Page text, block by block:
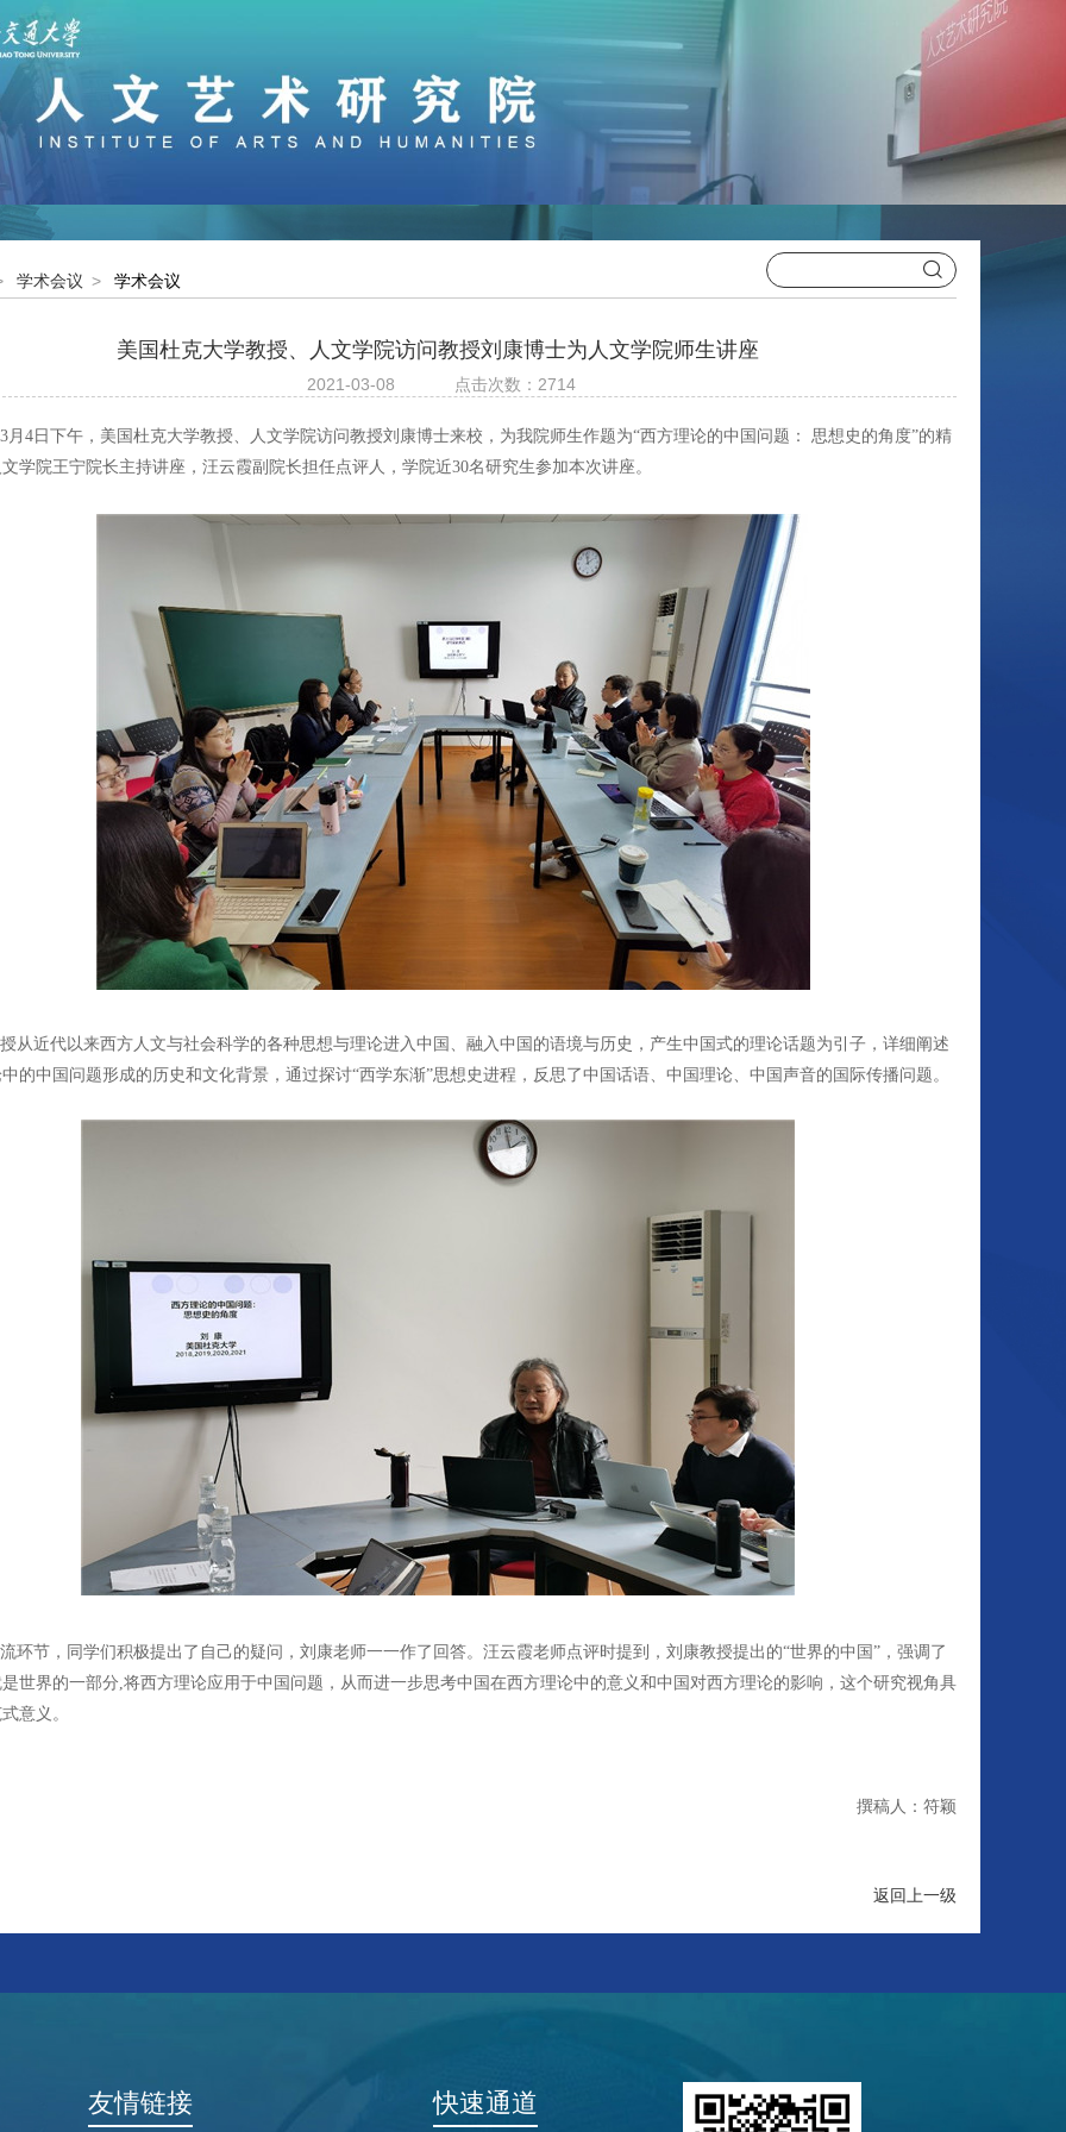
学术会议 > 学术会议
美国杜克大学教授、人文学院访问教授刘康博士为人文学院师生讲座
2021-03-08 点击次数：2714
月4日下午，美国杜克大学教授、人文学院访问教授刘康博士来校，为我院师生作题为“西方理论的中国问题： 思想史的角度”的精
学院王宁院长主持讲座，汪云霞副院长担任点评人，学院近30名研究生参加本次讲座。
从近代以来西方人文与社会科学的各种思想与理论进入中国、融入中国的语境与历史，产生中国式的理论话题为引子，详细阐述
的中国问题形成的历史和文化背景，通过探讨“西学东渐”思想史进程，反思了中国话语、中国理论、中国声音的国际传播问题。
环节，同学们积极提出了自己的疑问，刘康老师一一作了回答。汪云霞老师点评时提到，刘康教授提出的“世界的中国”，强调了
世界的一部分,将西方理论应用于中国问题，从而进一步思考中国在西方理论中的意义和中国对西方理论的影响，这个研究视角具
意义。
撰稿人：符颖
返回上一级
友情链接 快速通道